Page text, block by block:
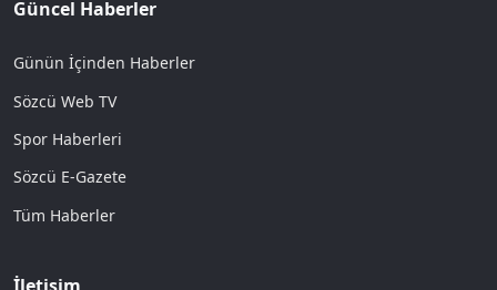
Güncel Haberler
Günün İçinden Haberler
Sözcü Web TV
Spor Haberleri
Sözcü E-Gazete
Tüm Haberler